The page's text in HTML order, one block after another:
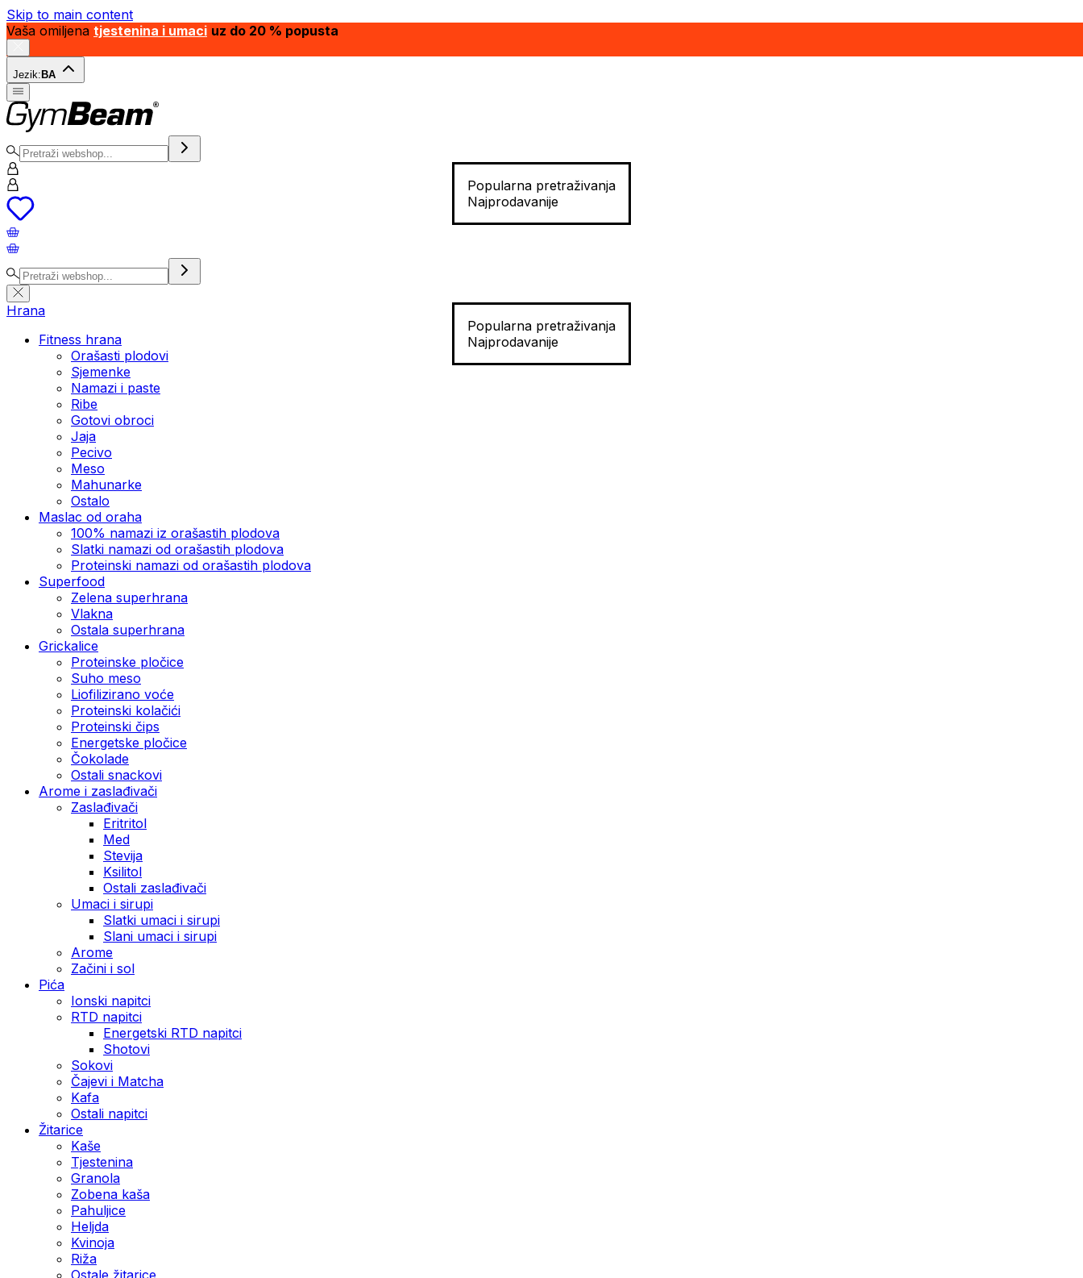
Skip to main content
Vaša omiljena tjestenina i umaci uz do 20 % popusta
Jezik: BA
Popularna pretraživanja
Najprodavanije
Popularna pretraživanja
Najprodavanije
Hrana
Fitness hrana
Orašasti plodovi
Sjemenke
Namazi i paste
Ribe
Gotovi obroci
Jaja
Pecivo
Meso
Mahunarke
Ostalo
Maslac od oraha
100% namazi iz orašastih plodova
Slatki namazi od orašastih plodova
Proteinski namazi od orašastih plodova
Superfood
Zelena superhrana
Vlakna
Ostala superhrana
Grickalice
Proteinske pločice
Suho meso
Liofilizirano voće
Proteinski kolačići
Proteinski čips
Energetske pločice
Čokolade
Ostali snackovi
Arome i zaslađivači
Zaslađivači
Eritritol
Med
Stevija
Ksilitol
Ostali zaslađivači
Umaci i sirupi
Slatki umaci i sirupi
Slani umaci i sirupi
Arome
Začini i sol
Pića
Ionski napitci
RTD napitci
Energetski RTD napitci
Shotovi
Sokovi
Čajevi i Matcha
Kafa
Ostali napitci
Žitarice
Kaše
Tjestenina
Granola
Zobena kaša
Pahuljice
Heljda
Kvinoja
Riža
Ostale žitarice